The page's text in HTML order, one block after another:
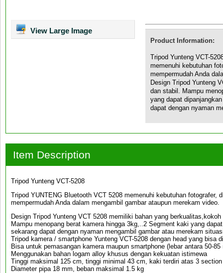
View Large Image
Product Information:
Tripod Yunteng VCT-
memenuhi kebutuhan
mempermudah Anda
Design Tripod Yunteng
dan stabil. Mampu
yang dapat
dapat dengan nyaman
Item Description
Tripod Yunteng VCT-5208
Tripod YUNTENG Bluetooth VCT 5208 memenuhi kebutuhan fotografer,
mempermudah Anda dalam mengambil gambar ataupun merekam video.
Design Tripod Yunteng VCT 5208 memiliki bahan yang
Mampu menopang berat kamera hingga 3kg,..2 Segment kaki yang
sekarang dapat dengan nyaman mengambil gambar atau merekam
Tripod kamera / smartphone Yunteng VCT-5208 dengan head yang bisa
Bisa untuk pemasangan kamera maupun smartphone (lebar antara 50-85
Menggunakan bahan logam alloy khusus dengan kekuatan istimewa
Tinggi maksimal 125 cm, tinggi minimal 43 cm, kaki terdiri atas 3 section
Diameter pipa 18 mm, beban maksimal 1.5 kg